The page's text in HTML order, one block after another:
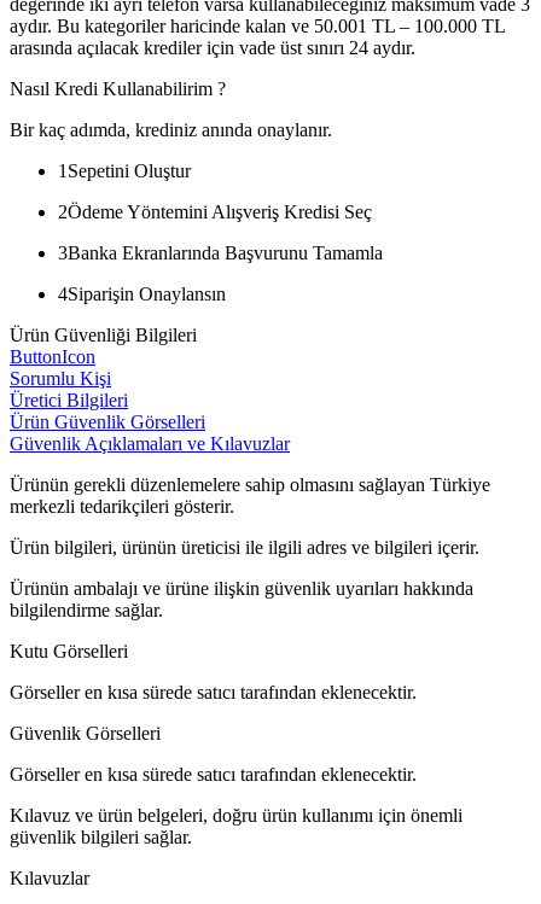
aydır. Bu kategoriler haricinde kalan ve 50.001 TL – 100.000 TL
arasında açılacak krediler için vade üst sınırı 24 aydır.
Nasıl Kredi Kullanabilirim ?
Bir kaç adımda, krediniz anında onaylanır.
1 Sepetini Oluştur
2Ödeme Yöntemini Alışveriş Kredisi Seç
3Banka Ekranlarında Başvurunu Tamamla
4Siparişin Onaylansın
Ürün Güvenliği Bilgileri
ButtonIcon
Sorumlu Kişi
Üretici Bilgileri
Ürün Güvenlik Görselleri
Güvenlik Açıklamaları ve Kılavuzlar
Ürünün gerekli düzenlemelere sahip olmasını sağlayan Türkiye
merkezli tedarikçileri gösterir.
Ürün bilgileri, ürünün üreticisi ile ilgili adres ve bilgileri içerir.
Ürünün ambalajı ve ürüne ilişkin güvenlik uyarıları hakkında
bilgilendirme sağlar.
Kutu Görselleri
Görseller en kısa sürede satıcı tarafından eklenecektir.
Güvenlik Görselleri
Görseller en kısa sürede satıcı tarafından eklenecektir.
Kılavuz ve ürün belgeleri, doğru ürün kullanımı için önemli
güvenlik bilgileri sağlar.
Kılavuzlar